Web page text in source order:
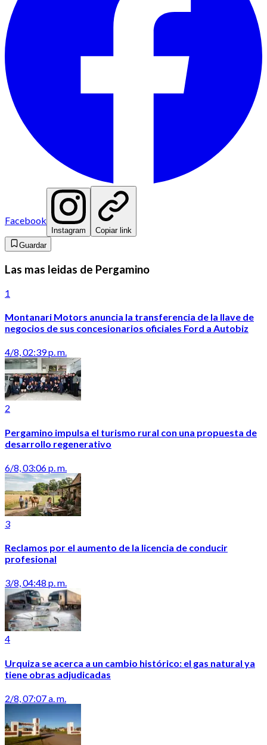
Facebook
Instagram
Copiar link
Guardar
Las mas leidas de Pergamino
1
Montanari Motors anuncia la transferencia de la llave de
negocios de sus concesionarios oficiales Ford a Autobiz
4/8, 02:39 p. m.
2
Pergamino impulsa el turismo rural con una propuesta de
desarrollo regenerativo
6/8, 03:06 p. m.
3
Reclamos por el aumento de la licencia de conducir
profesional
3/8, 04:48 p. m.
4
Urquiza se acerca a un cambio histórico: el gas natural ya
tiene obras adjudicadas
2/8, 07:07 a. m.